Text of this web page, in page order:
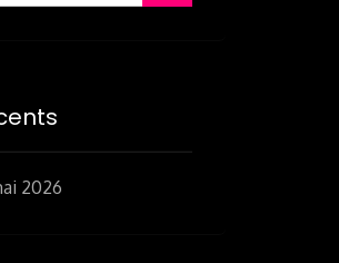
2026